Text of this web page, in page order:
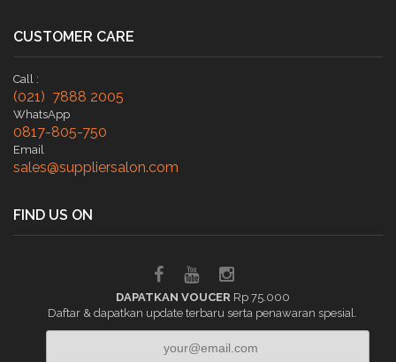
CUSTOMER CARE
Call :
(021) 7888 2005
WhatsApp
0817-805-750
Email
sales@suppliersalon.com
FIND US ON
DAPATKAN VOUCER Rp 75.000
Daftar & dapatkan update terbaru serta penawaran spesial.